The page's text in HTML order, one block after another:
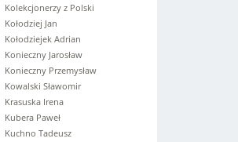
Kolekcjonerzy z Polski
Kołodziej Jan
Kołodziejek Adrian
Konieczny Jarosław
Konieczny Przemysław
Kowalski Sławomir
Krasuska Irena
Kubera Paweł
Kuchno Tadeusz